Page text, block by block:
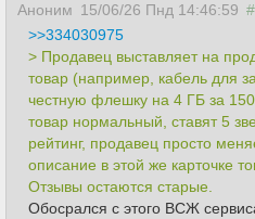
Аноним 15/06/26 Пнд 14:46:59
>>334030975
> Продавец выставляет на
товар (например, кабель для
честную флешку на 4 ГБ за
товар нормальный, ставят 5
рейтинг, продавец просто
описание в этой же карточке
Отзывы остаются старые.
Обосрался с этого ВСЖ